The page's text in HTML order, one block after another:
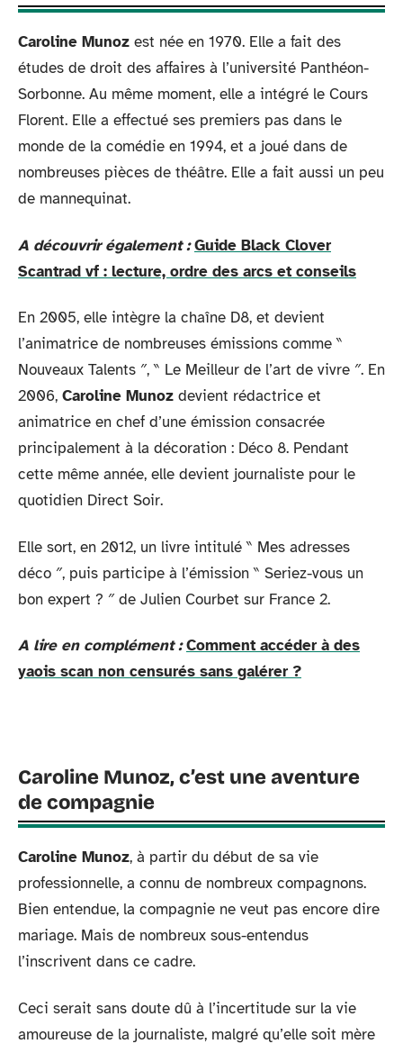
Caroline Munoz est née en 1970. Elle a fait des
études de droit des affaires à l’université Panthéon-
Sorbonne. Au même moment, elle a intégré le Cours
Florent. Elle a effectué ses premiers pas dans le
monde de la comédie en 1994, et a joué dans de
nombreuses pièces de théâtre. Elle a fait aussi un peu
de mannequinat.
A découvrir également : Guide Black Clover
Scantrad vf : lecture, ordre des arcs et conseils
En 2005, elle intègre la chaîne D8, et devient
l’animatrice de nombreuses émissions comme ‶
Nouveaux Talents ″, ‶ Le Meilleur de l’art de vivre ″. En
2006, Caroline Munoz devient rédactrice et
animatrice en chef d’une émission consacrée
principalement à la décoration : Déco 8. Pendant
cette même année, elle devient journaliste pour le
quotidien Direct Soir.
Elle sort, en 2012, un livre intitulé ‶ Mes adresses
déco ″, puis participe à l’émission ‶ Seriez-vous un
bon expert ? ″ de Julien Courbet sur France 2.
A lire en complément : Comment accéder à des
yaois scan non censurés sans galérer ?
Caroline Munoz, c’est une aventure
de compagnie
Caroline Munoz, à partir du début de sa vie
professionnelle, a connu de nombreux compagnons.
Bien entendue, la compagnie ne veut pas encore dire
mariage. Mais de nombreux sous-entendus
l’inscrivent dans ce cadre.
Ceci serait sans doute dû à l’incertitude sur la vie
amoureuse de la journaliste, malgré qu’elle soit mère